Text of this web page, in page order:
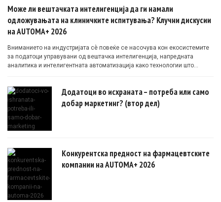
Може ли вештачката интелигенција да ги намали
одложувањата на клиничките испитувања? Клучни дискусии
на AUTOMA+ 2026
Вниманието на индустријата сè повеќе се насочува кон екосистемите
за податоци управувани од вештачка интелигенција, напредната
аналитика и интелигентната автоматизација како технологии што
Додатоци во исхраната – потреба или само
добар маркетинг? (втор дел)
Конкурентска предност на фармацевтските
компании на AUTOMA+ 2026